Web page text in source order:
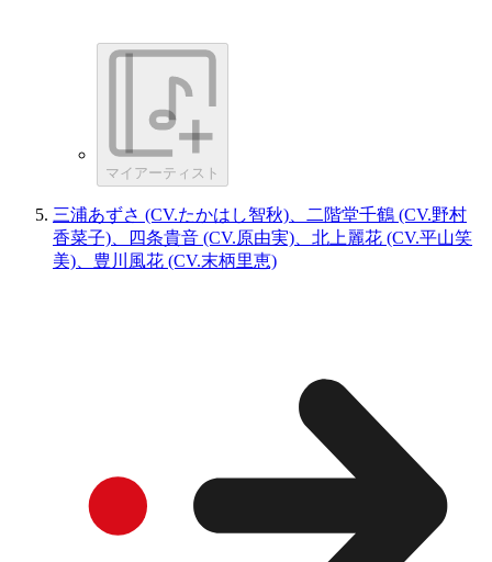
マイアーティスト
三浦あずさ (CV.たかはし智秋)、二階堂千鶴 (CV.野村
香菜子)、四条貴音 (CV.原由実)、北上麗花 (CV.平山笑
美)、豊川風花 (CV.末柄里恵)